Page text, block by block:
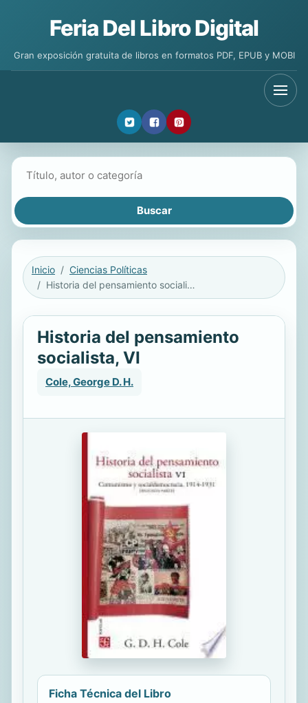
Feria Del Libro Digital
Gran exposición gratuita de libros en formatos PDF, EPUB y MOBI
Inicio
Ciencias Políticas
Historia del pensamiento socialista, VI
Historia del pensamiento
socialista, VI
Cole, George D. H.
Ficha Técnica del Libro